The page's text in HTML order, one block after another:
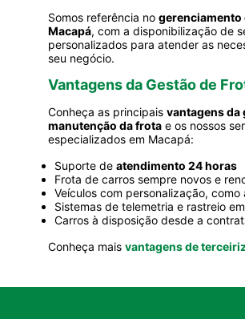
Somos referência no gerenciamento
Macapá, com a disponibilização de
personalizados para atender as
seu negócio.
Vantagens da Gestão de
Conheça as principais vantagens da
manutenção da frota e os nossos
especializados em Macapá:
Suporte de atendimento 24 horas
Frota de carros sempre novos e
Veículos com personalização,
Sistemas de telemetria e rastreio
Carros à disposição desde a
Conheça mais vantagens de